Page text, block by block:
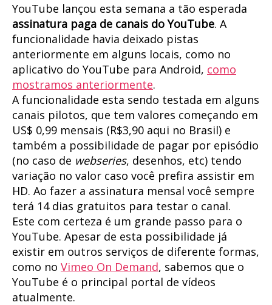
YouTube lançou esta semana a tão esperada
assinatura paga de canais do YouTube. A
funcionalidade havia deixado pistas
anteriormente em alguns locais, como no
aplicativo do YouTube para Android, como
mostramos anteriormente.
A funcionalidade esta sendo testada em alguns
canais pilotos, que tem valores começando em
US$ 0,99 mensais (R$3,90 aqui no Brasil) e
também a possibilidade de pagar por episódio
(no caso de webseries, desenhos, etc) tendo
variação no valor caso você prefira assistir em
HD. Ao fazer a assinatura mensal você sempre
terá 14 dias gratuitos para testar o canal.
Este com certeza é um grande passo para o
YouTube. Apesar de esta possibilidade já
existir em outros serviços de diferente formas,
como no Vimeo On Demand, sabemos que o
YouTube é o principal portal de vídeos
atualmente.